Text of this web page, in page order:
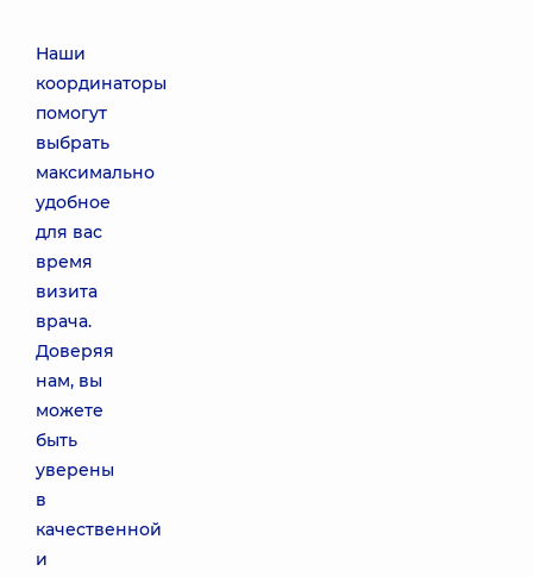
Наши
координаторы
помогут
выбрать
максимально
удобное
для вас
время
визита
врача.
Доверяя
нам, вы
можете
быть
уверены
в
качественной
и